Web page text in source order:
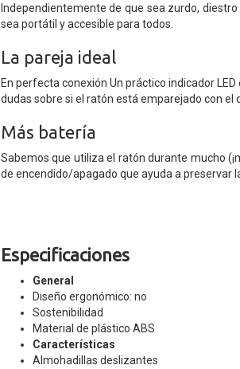
Independientemente de que sea zurdo,
sea portátil y accesible para todos.
La pareja ideal
En perfecta conexión Un práctico indicador
dudas sobre si el ratón está emparejado con el
Más batería
Sabemos que utiliza el ratón durante mucho
de encendido/apagado que ayuda a preservar
Especificaciones
General
Diseño ergonómico: no
Sostenibilidad
Material de plástico ABS
Características
Almohadillas deslizantes